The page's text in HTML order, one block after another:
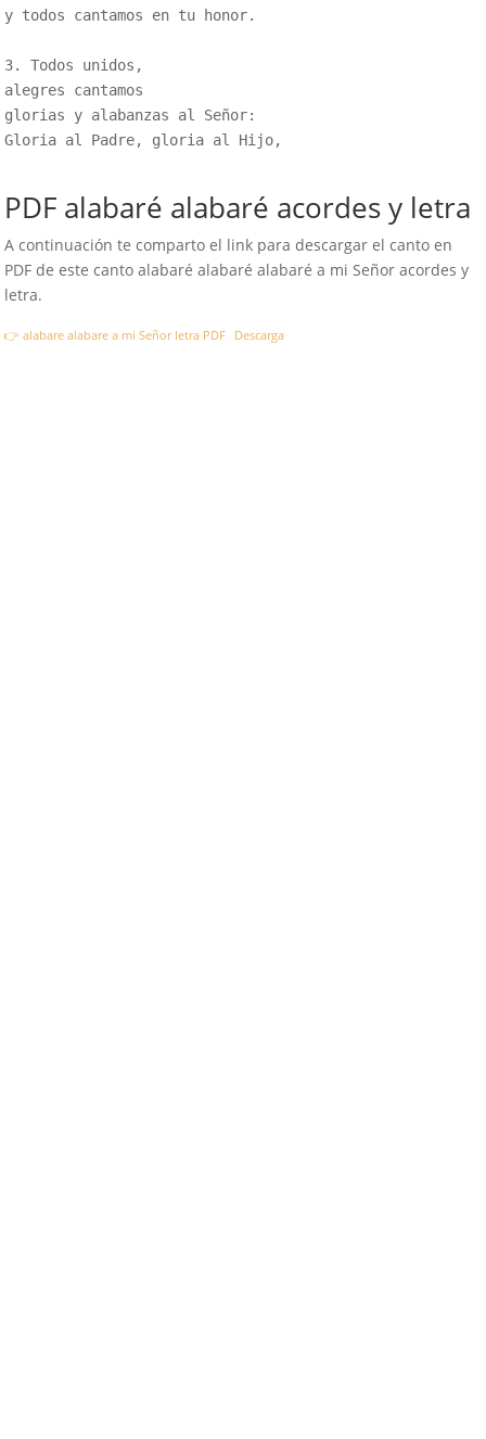
y todos cantamos en tu honor.
3. Todos unidos,
alegres cantamos
glorias y alabanzas al Señor:
Gloria al Padre, gloria al Hijo,
PDF alabaré alabaré acordes y letra
A continuación te comparto el link para descargar el canto en
PDF de este canto alabaré alabaré alabaré a mi Señor acordes y
letra.
👉 alabare alabare a mi Señor letra PDF Descarga